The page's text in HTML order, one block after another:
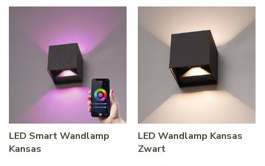
LED Smart Wandlamp
Kansas
LED Wandlamp Kansas
Zwart